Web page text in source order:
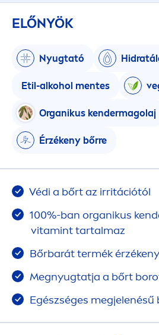
ELŐNYÖK
Nyugtató
Etil-alkohol mentes
Organikus kendermagolaj
Érzékeny bőrre
Védi a bőrt az irritációtól
100%-ban organikus
vitamint tartalmaz
Bőrbarát termék
Megnyugtatja a bőrt
Egészséges